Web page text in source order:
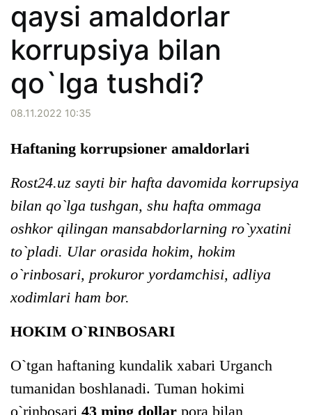
qaysi amaldorlar
korrupsiya bilan
qo`lga tushdi?
08.11.2022 10:35
Haftaning korrupsioner amaldorlari
Rost24.uz sayti bir hafta davomida korrupsiya
bilan qo`lga tushgan, shu hafta ommaga
oshkor qilingan mansabdorlarning ro`yxatini
to`pladi. Ular orasida hokim, hokim
o`rinbosari, prokuror yordamchisi, adliya
xodimlari ham bor.
HOKIM O`RINBOSARI
O`tgan haftaning kundalik xabari Urganch
tumanidan boshlanadi. Tuman hokimi
o`rinbosari 43 ming dollar pora bilan